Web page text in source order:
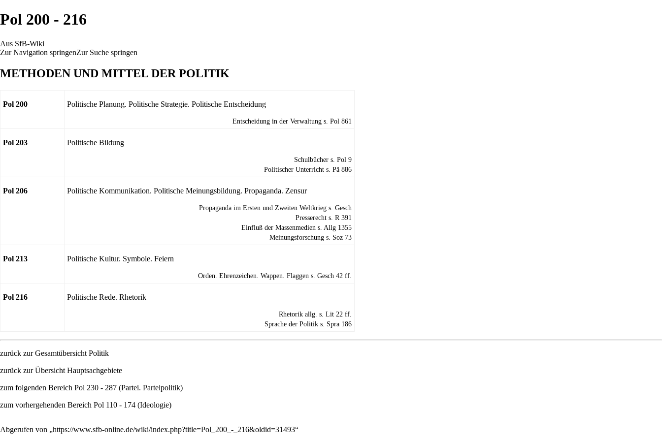
Pol 200 - 216
Aus SfB-Wiki
Zur Navigation springenZur Suche springen
METHODEN UND MITTEL DER POLITIK
Pol 200 Politische Planung. Politische Strategie. Politische Entscheidung
Entscheidung in der Verwaltung s.Pol 861
Pol 203 Politische Bildung
Schulbücher s.Pol 9
Politischer Unterricht s.Pä 886
Pol 206 Politische Kommunikation. Politische Meinungsbildung. Propaganda. Zensur
Propaganda im Ersten und Zweiten Weltkrieg s.Gesch
Presserecht s.R 391
Einfluß der Massenmedien s.Allg 1355
Meinungsforschung s. Soz 73
Pol 213 Politische Kultur. Symbole. Feiern
Orden. Ehrenzeichen. Wappen. Flaggen s.Gesch 42 ff.
Pol 216 Politische Rede. Rhetorik
Rhetorik allg. s.Lit 22 ff.
Sprache der Politik s. Spra 186
zurück zurGesamtübersicht Politik
zurück zurÜbersicht Hauptsachgebiete
zum folgenden Bereich Pol 230 - 287 (Partei. Parteipolitik)
zum vorhergehenden Bereich Pol 110 - 174 (Ideologie)
Abgerufen von „https://www.sfb-online.de/wiki/index.php?title=Pol_200_-_216&oldid=31493“